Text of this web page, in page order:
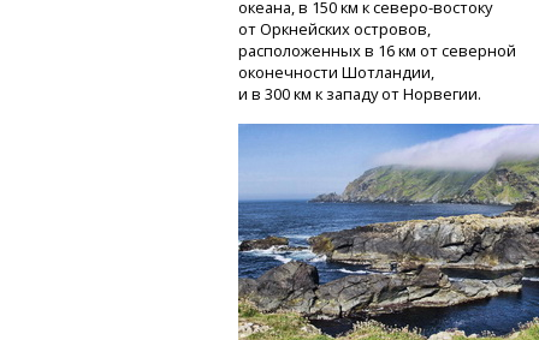
океана,в 150 км к северо-востоку
от Оркнейских островов,
расположенных в 16 км от северной
оконечности Шотландии,
и в 300 км к западу от Норвегии.